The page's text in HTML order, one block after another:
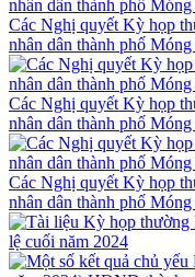
Các Nghị quyết Kỳ họp
nhân dân thành phố Móng
Các Nghị quyết Kỳ họp
nhân dân thành phố Móng
Các Nghị quyết Kỳ họp
nhân dân thành phố Móng
lệ cuối năm 2024